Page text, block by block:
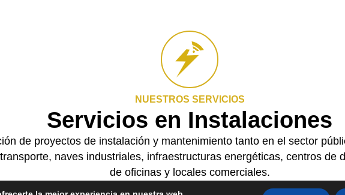
NUESTROS SERVICIOS
Servicios en Instalaciones
de proyectos de instalación y mantenimiento tanto en el sector
naves industriales, infraestructuras energéticas, centros de
de oficinas y locales comerciales.